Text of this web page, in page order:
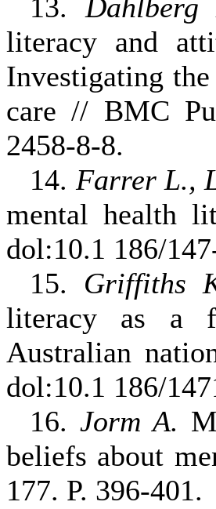
13.
literacy and
Investigating
care // BMC
2458-8-8.
14. Farrer L.,
mental health
dol:10.1 186/
15. Griffiths
literacy as a
Australian
dol:10.1 186/
16.Jorm A.
beliefs about
177. P. 396-401.